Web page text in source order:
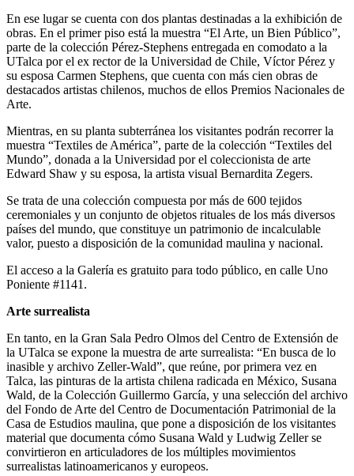
En ese lugar se cuenta con dos plantas destinadas a la exhibición de
obras. En el primer piso está la muestra “El Arte, un Bien Público”,
parte de la colección Pérez-Stephens entregada en comodato a la
UTalca por el ex rector de la Universidad de Chile, Víctor Pérez y
su esposa Carmen Stephens, que cuenta con más cien obras de
destacados artistas chilenos, muchos de ellos Premios Nacionales de
Arte.
Mientras, en su planta subterránea los visitantes podrán recorrer la
muestra “Textiles de América”, parte de la colección “Textiles del
Mundo”, donada a la Universidad por el coleccionista de arte
Edward Shaw y su esposa, la artista visual Bernardita Zegers.
Se trata de una colección compuesta por más de 600 tejidos
ceremoniales y un conjunto de objetos rituales de los más diversos
países del mundo, que constituye un patrimonio de incalculable
valor, puesto a disposición de la comunidad maulina y nacional.
El acceso a la Galería es gratuito para todo público, en calle Uno
Poniente #1141.
Arte surrealista
En tanto, en la Gran Sala Pedro Olmos del Centro de Extensión de
la UTalca se expone la muestra de arte surrealista: “En busca de lo
inasible y archivo Zeller-Wald”, que reúne, por primera vez en
Talca, las pinturas de la artista chilena radicada en México, Susana
Wald, de la Colección Guillermo García, y una selección del archivo
del Fondo de Arte del Centro de Documentación Patrimonial de la
Casa de Estudios maulina, que pone a disposición de los visitantes
material que documenta cómo Susana Wald y Ludwig Zeller se
convirtieron en articuladores de los múltiples movimientos
surrealistas latinoamericanos y europeos.